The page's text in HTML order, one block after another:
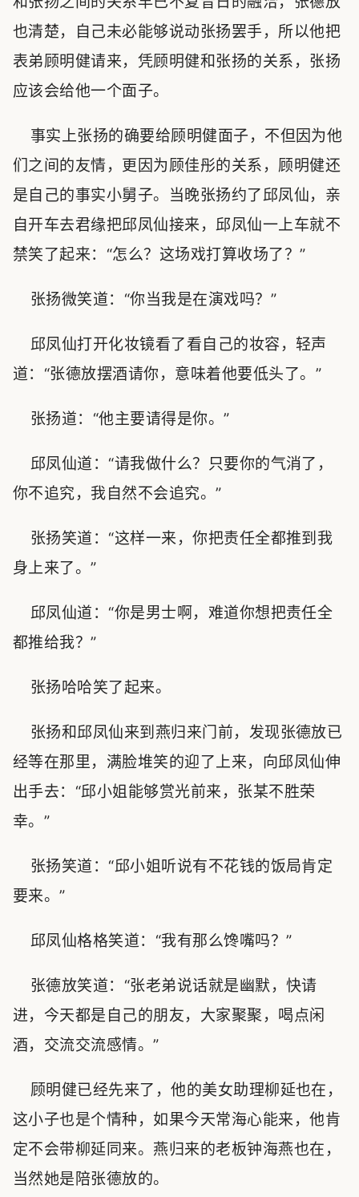
也清楚，自己未必能够说动张扬罢手，所以他把
表弟顾明健请来，凭顾明健和张扬的关系，张扬
应该会给他一个面子。
事实上张扬的确要给顾明健面子，不但因为他
们之间的友情，更因为顾佳彤的关系，顾明健还
是自己的事实小舅子。当晚张扬约了邱凤仙，亲
自开车去君缘把邱凤仙接来，邱凤仙一上车就不
禁笑了起来：“怎么？这场戏打算收场了？”
张扬微笑道：“你当我是在演戏吗？”
邱凤仙打开化妆镜看了看自己的妆容，轻声
道：“张德放摆酒请你，意味着他要低头了。”
张扬道：“他主要请得是你。”
邱凤仙道：“请我做什么？只要你的气消了，
你不追究，我自然不会追究。”
张扬笑道：“这样一来，你把责任全都推到我
身上来了。”
邱凤仙道：“你是男士啊，难道你想把责任全
都推给我？”
张扬哈哈笑了起来。
张扬和邱凤仙来到燕归来门前，发现张德放已
经等在那里，满脸堆笑的迎了上来，向邱凤仙伸
出手去：“邱小姐能够赏光前来，张某不胜荣
幸。”
张扬笑道：“邱小姐听说有不花钱的饭局肯定
要来。”
邱凤仙格格笑道：“我有那么馋嘴吗？”
张德放笑道：“张老弟说话就是幽默，快请
进，今天都是自己的朋友，大家聚聚，喝点闲
酒，交流交流感情。”
顾明健已经先来了，他的美女助理柳延也在，
这小子也是个情种，如果今天常海心能来，他肯
定不会带柳延同来。燕归来的老板钟海燕也在，
当然她是陪张德放的。